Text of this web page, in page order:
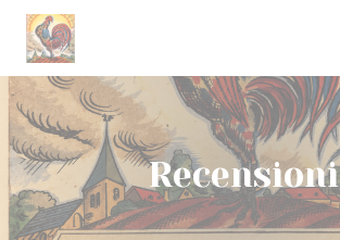
Personalizzazione delle tue scelte sui cookie
Recensioni